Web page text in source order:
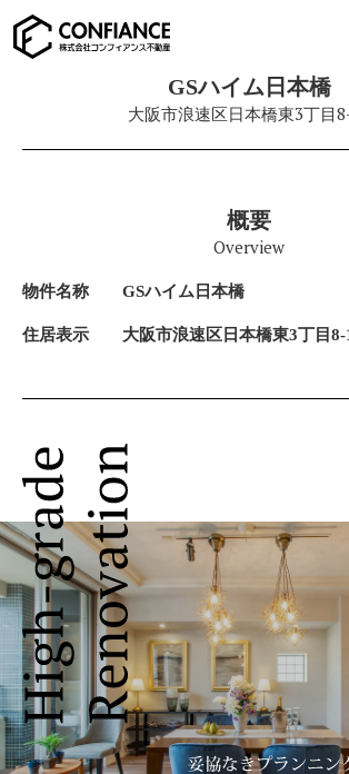
GSハイム日本橋
大阪市浪速区日本橋東3丁目
概要
Overview
物件名称 GSハイム日本橋
住居表示 大阪市浪速区日本橋東3丁目8-